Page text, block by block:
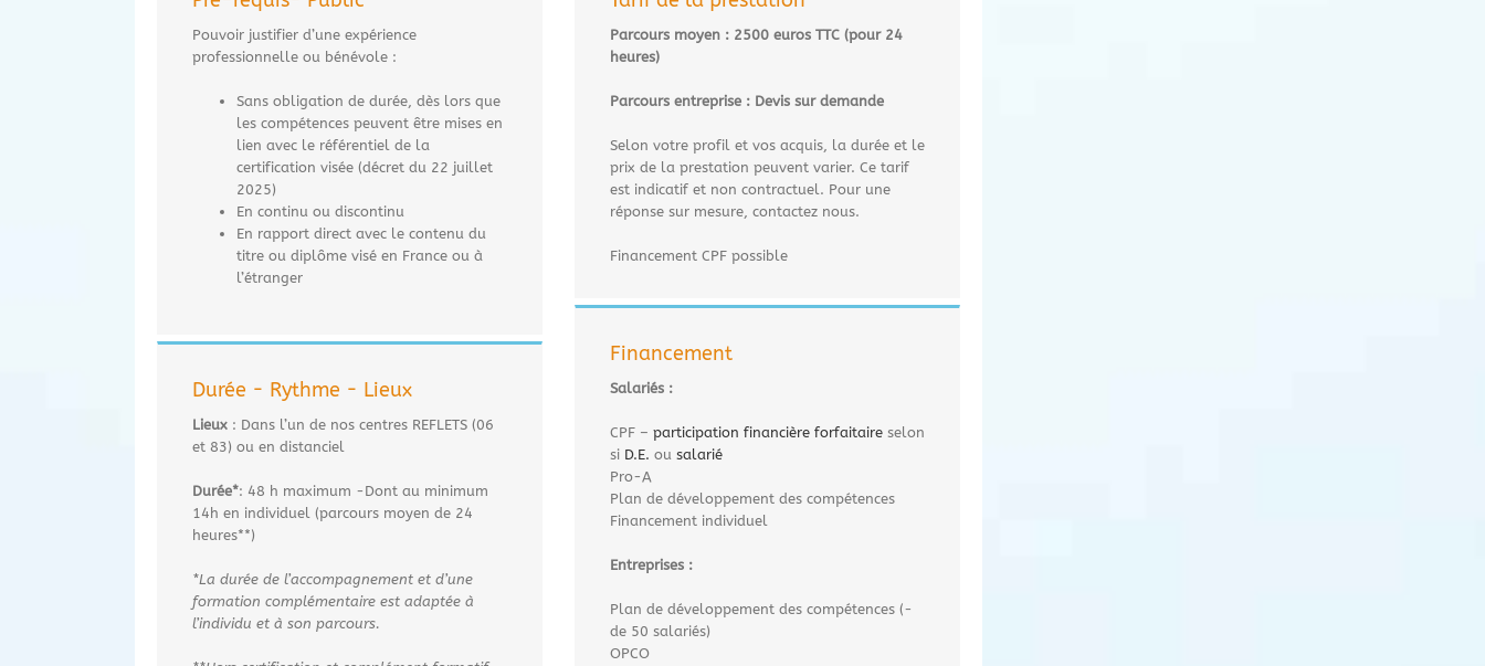
Pouvoir justifier d’une expérience
professionnelle ou bénévole :
Sans obligation de durée, dès lors que
les compétences peuvent être mises en
lien avec le référentiel de la
certification visée (décret du 22 juillet
2025)
En continu ou discontinu
En rapport direct avec le contenu du
titre ou diplôme visé en France ou à
l’étranger
Durée - Rythme - Lieux
Lieux : Dans l’un de nos centres REFLETS (06
et 83) ou en distanciel
Durée*: 48 h maximum -Dont au minimum
14h en individuel (parcours moyen de 24
heures**)
*La durée de l’accompagnement et d’une
formation complémentaire est adaptée à
l’individu et à son parcours.
Parcours moyen : 2500 euros TTC (pour 24
heures)
Parcours entreprise : Devis sur demande
Selon votre profil et vos acquis, la durée et le
prix de la prestation peuvent varier. Ce tarif
est indicatif et non contractuel. Pour une
réponse sur mesure, contactez nous.
Financement CPF possible
Financement
Salariés :
CPF –participation financière forfaitaire selon
si D.E. ousalarié
Pro-A
Plan de développement des compétences
Financement individuel
Entreprises :
Plan de développement des compétences (-
de 50 salariés)
OPCO